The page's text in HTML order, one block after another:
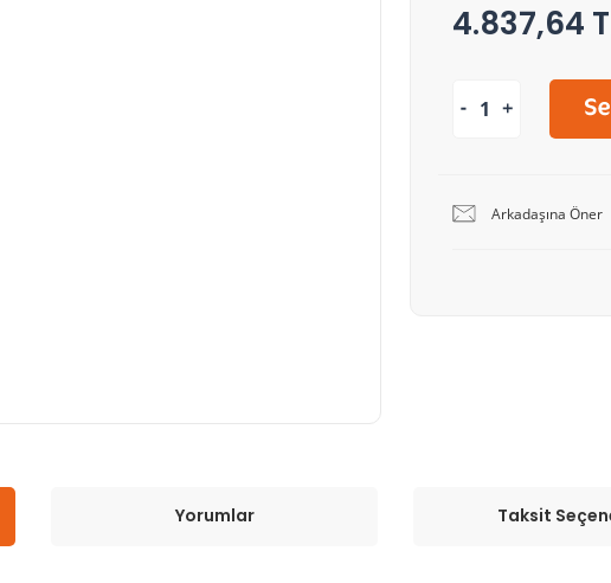
4.837,64
Arkadaşına Öner
Yorumlar Taksit